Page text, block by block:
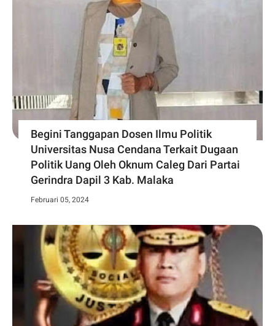
Begini Tanggapan Dosen Ilmu Politik
Universitas Nusa Cendana Terkait Dugaan
Politik Uang Oleh Oknum Caleg Dari Partai
Gerindra Dapil 3 Kab. Malaka
Februari 05, 2024